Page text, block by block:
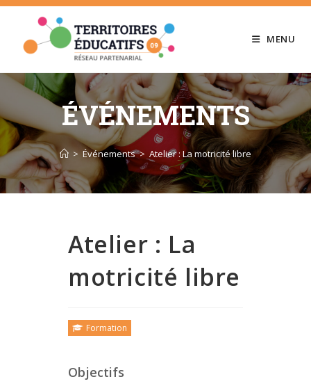
Skip
content
MENU
ÉVÉNEMENTS
> Événements > Atelier : La motricité libre
Atelier : La
motricité libre
Formation
Objectifs